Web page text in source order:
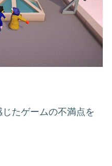
たゲームの不満点を